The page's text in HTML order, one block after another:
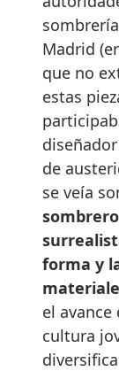
Madrid
que no
estas
de
se veía
forma y
el avance
cultura